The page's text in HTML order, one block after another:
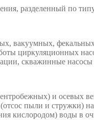
разделенный по
вакуумных,
циркуляционных
скважинные
и осевых
пыли и стружки)
кислородом) воды в